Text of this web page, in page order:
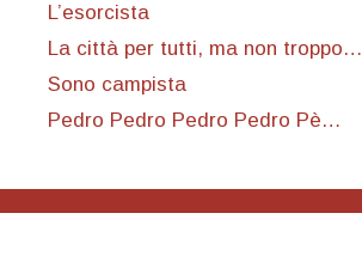
L’esorcista
La città per tutti, ma non troppo…
Sono campista
Pedro Pedro Pedro Pedro Pè…